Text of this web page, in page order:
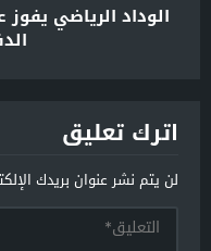
الوداد الرياضي
اترك تعليق
لن يتم نشر عنوان بريدك